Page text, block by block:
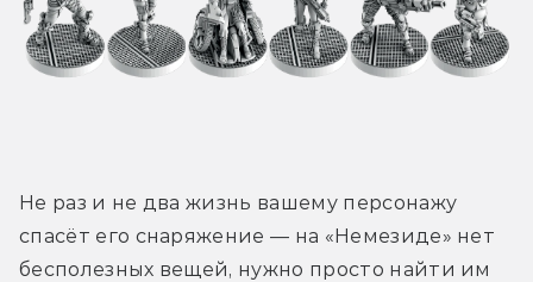
Не раз и не два жизнь вашему персонажу
спасёт его снаряжение — на «Немезиде» нет
бесполезных вещей, нужно просто найти им